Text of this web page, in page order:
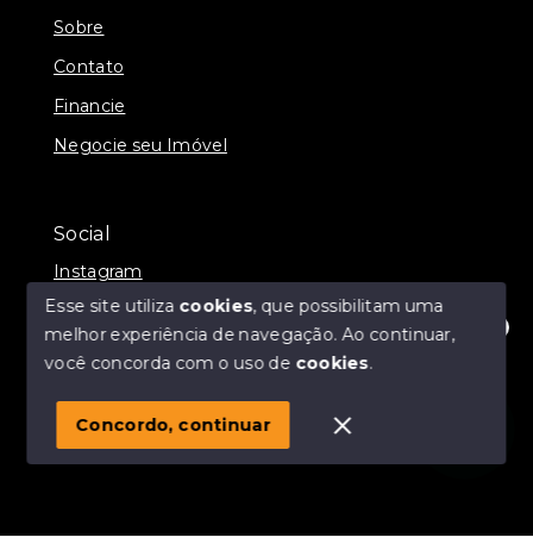
Olá! Estamos disponíveis para te ajudar.
Sobre
Contato
Financie
Negocie seu Imóvel
Social
Instagram
© Copyright 2026 - Momax Imóveis - Todos os direitos
SITE PARA IMOBILIARIA
Esse site utiliza cookies, que possibilitam uma
melhor experiência de navegação.Ao continuar,
você concorda com o uso de cookies.
Concordo, continuar